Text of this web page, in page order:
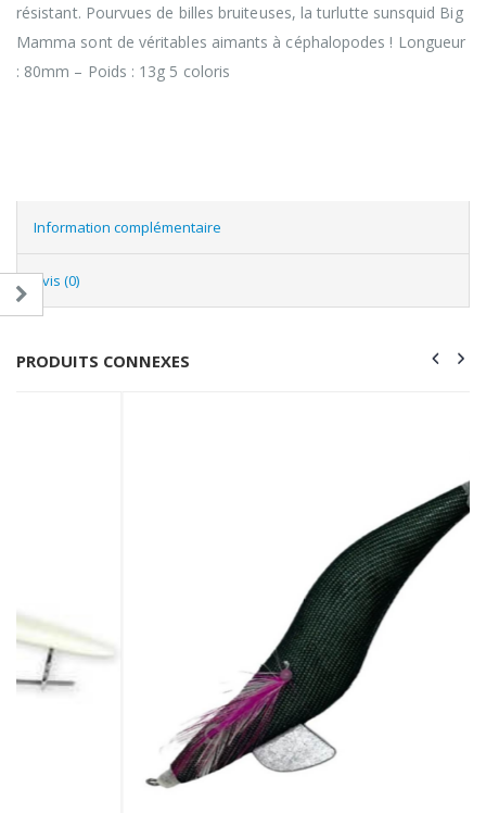
résistant. Pourvues de billes bruiteuses, la turlutte sunsquid Big
Mamma sont de véritables aimants à céphalopodes ! Longueur
: 80mm – Poids : 13g 5 coloris
Information complémentaire
Avis (0)
PRODUITS CONNEXES